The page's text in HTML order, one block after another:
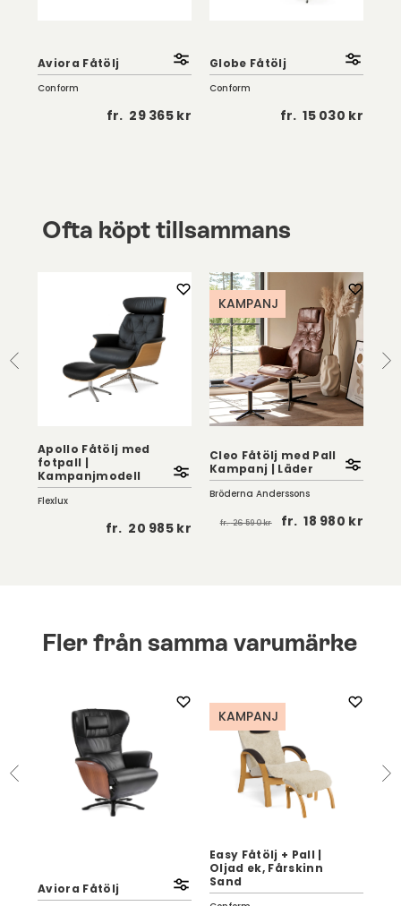
Aviora Fåtölj
Conform
fr. 29 365 kr
Globe Fåtölj
Conform
fr. 15 030 kr
Ofta köpt tillsammans
Apollo Fåtölj med
fotpall |
Kampanjmodell
Flexlux
fr. 20 985 kr
KAMPANJ
Cleo Fåtölj med Pall
Kampanj | Läder
Bröderna Anderssons
fr.26 590 kr fr. 18 980 kr
Fler från samma varumärke
Aviora Fåtölj
KAMPANJ
Easy Fåtölj + Pall |
Oljad ek, Fårskinn
Sand